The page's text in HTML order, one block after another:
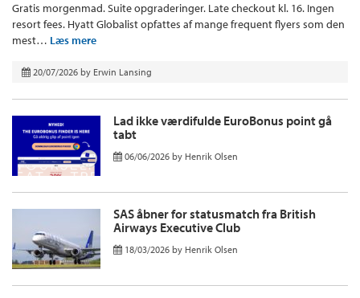
Gratis morgenmad. Suite opgraderinger. Late checkout kl. 16. Ingen
resort fees. Hyatt Globalist opfattes af mange frequent flyers som den
mest… Læs mere
20/07/2026 by Erwin Lansing
Lad ikke værdifulde EuroBonus point gå
tabt
06/06/2026 by Henrik Olsen
SAS åbner for statusmatch fra British
Airways Executive Club
18/03/2026 by Henrik Olsen